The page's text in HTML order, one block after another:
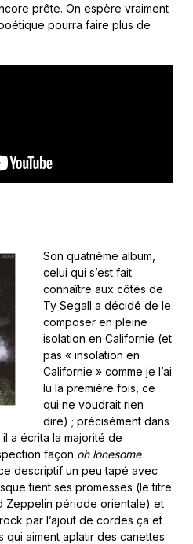
prête. On espère vraiment
pourra faire plus de
Son quatrième album,
celui qui s’est fait
connaître aux côtés de
Ty Segall a décidé de le
composer en pleine
isolation en Californie (et
pas « insolation en
Californie » comme je l’ai
lu la première fois, ce
qui ne voudrait rien
dire) ; précisément dans
a écrita la majorité de
façon oh lonesome
descriptif un peu tapé avec
tient ses promesses (le titre
Zeppelin période orientale) et
par l’ajout de cordes ça et
qui aiment aplatir des canettes